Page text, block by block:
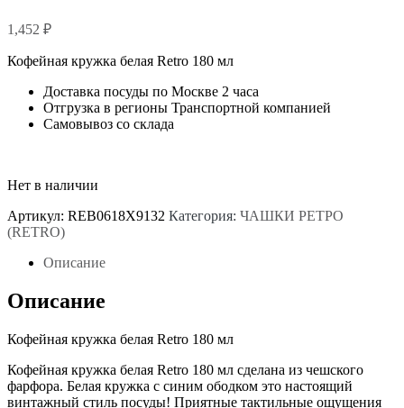
1,452 ₽
Кофейная кружка белая Retro 180 мл
Доставка посуды по Москве 2 часа
Отгрузка в регионы Транспортной компанией
Самовывоз со склада
Нет в наличии
Артикул: REB0618X9132 Категория: ЧАШКИ РЕТРО
(RETRO)
Описание
Описание
Кофейная кружка белая Retro 180 мл
Кофейная кружка белая Retro 180 мл сделана из чешского
фарфора. Белая кружка с синим ободком это настоящий
винтажный стиль посуды! Приятные тактильные ощущения